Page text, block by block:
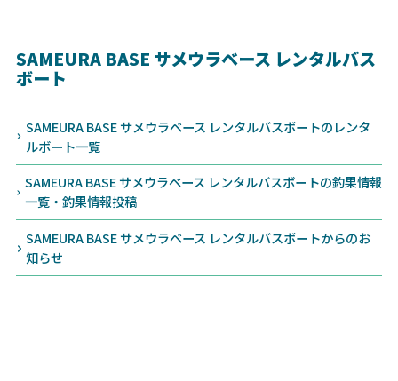
SAMEURA BASE サメウラベース レンタルバス
ボート
SAMEURA BASE サメウラベース レンタルバスボートのレンタ
ルボート一覧
SAMEURA BASE サメウラベース レンタルバスボートの釣果情報
一覧・釣果情報投稿
SAMEURA BASE サメウラベース レンタルバスボートからのお
知らせ